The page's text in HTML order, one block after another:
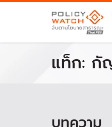
แท็ก: กั